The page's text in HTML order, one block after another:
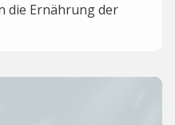
die Ernährung der